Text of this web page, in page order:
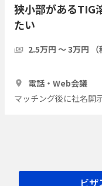
狭小部があるTIG
たい
2.5万円 〜 3万円 （
電話・Web会議
マッチング後に社名開
ビ